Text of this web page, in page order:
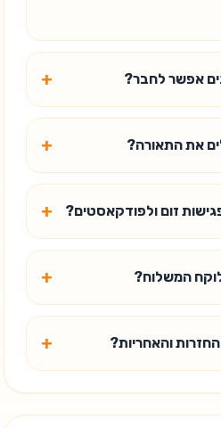
אפשר לחבר? +
את התאורה? +
זום ולפודקאסטים? +
המשלוח? +
והאחריות? +